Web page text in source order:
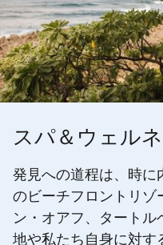
スパ＆ウェル
発見への道程は、時に
のビーチフロントリゾ
ン・オアフ、タートル
地や私たち自身に対す